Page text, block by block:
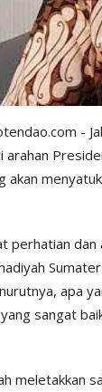
-
arahan
akan
perhatian
apa
sangat
meletakkan